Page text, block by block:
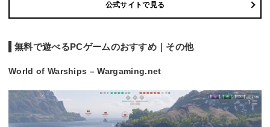
公式サイトで見る
無料で遊べるPCゲームのおすすめ｜その他
World of Warships – Wargaming.net